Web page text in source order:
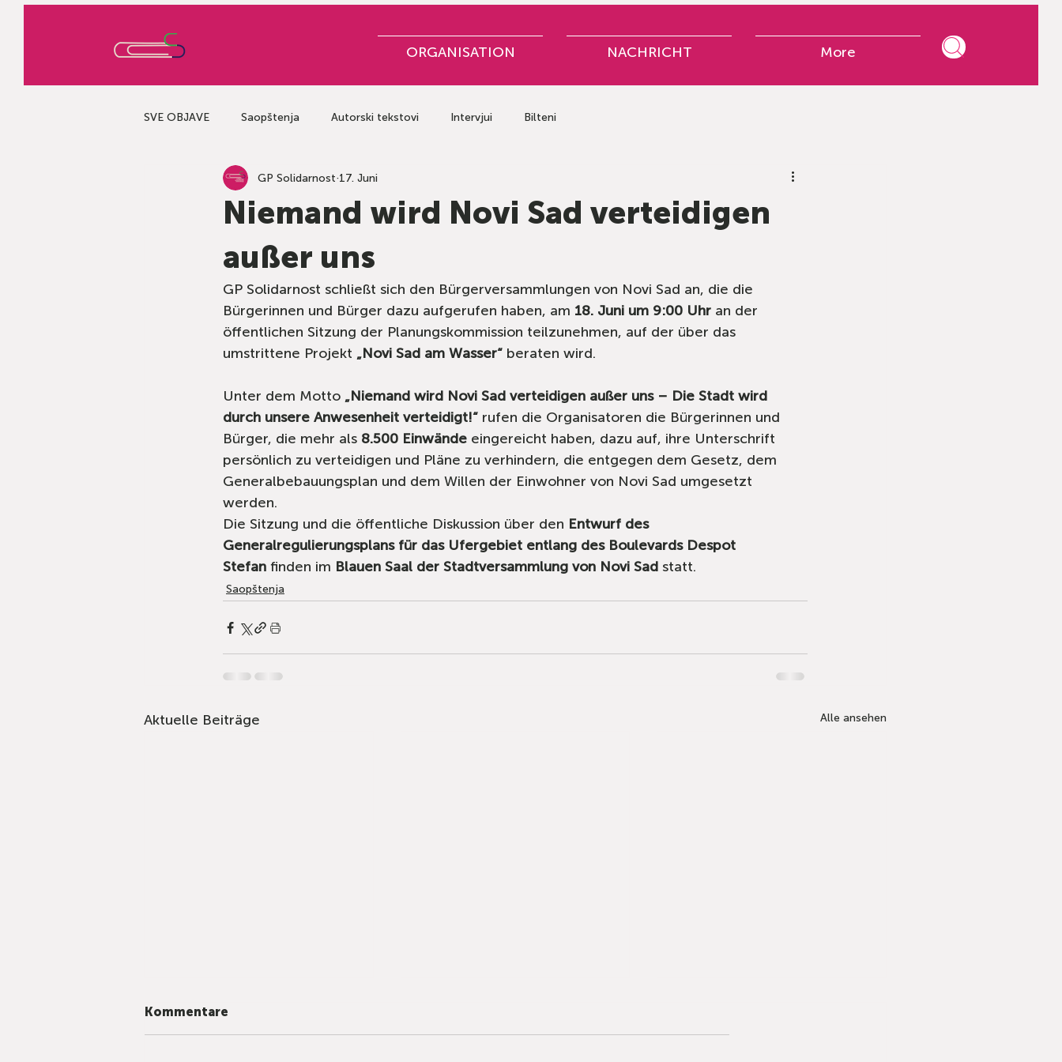
ORGANISATION NACHRICHT More
SVE OBJAVE Saopštenja Autorski tekstovi Intervjui Bilteni
Niemand wird Novi Sad verteidigen
außer uns
GP Solidarnost 17. Juni
GP Solidarnost schließt sich den Bürgerversammlungen von Novi Sad an, die die
Bürgerinnen und Bürger dazu aufgerufen haben, am 18. Juni um 9:00 Uhr an der
öffentlichen Sitzung der Planungskommission teilzunehmen, auf der über das
umstrittene Projekt „Novi Sad am Wasser“ beraten wird.
Unter dem Motto „Niemand wird Novi Sad verteidigen außer uns – Die Stadt wird
durch unsere Anwesenheit verteidigt!“ rufen die Organisatoren die Bürgerinnen und
Bürger, die mehr als 8.500 Einwände eingereicht haben, dazu auf, ihre Unterschrift
persönlich zu verteidigen und Pläne zu verhindern, die entgegen dem Gesetz, dem
Generalbebauungsplan und dem Willen der Einwohner von Novi Sad umgesetzt
werden.
Die Sitzung und die öffentliche Diskussion über den Entwurf des
Generalregulierungsplans für das Ufergebiet entlang des Boulevards Despot
Stefan finden im Blauen Saal der Stadtversammlung von Novi Sad statt.
Saopštenja
Aktuelle Beiträge Alle ansehen
Kommentare